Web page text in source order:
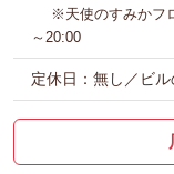
※天使のすみかフ
～20:00
定休日：無し／ビ